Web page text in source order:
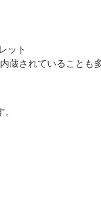
ット
蔵されていることも